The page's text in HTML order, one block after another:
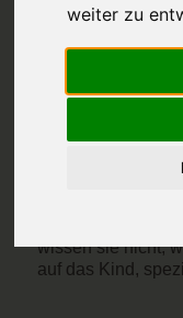
weiter zu
Enkelkinder im
Ablehnung und
Häufig erlebe ich
dass (meist)
ihrer Kinder
verstärkt sich oft
wissen sie nicht,
auf das Kind,